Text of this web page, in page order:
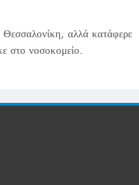
αλλά κατάφερε
στο νοσοκομείο.